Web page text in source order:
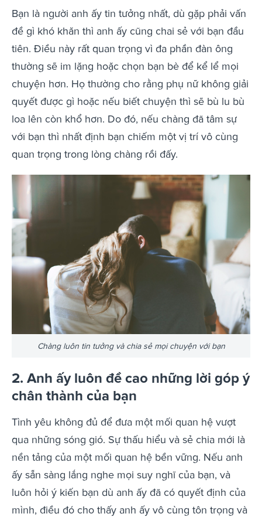
Bạn là người anh ấy tin tưởng nhất, dù gặp phải vấn
đề gì khó khăn thì anh ấy cũng chai sẻ với bạn đầu
tiên. Điều này rất quan trọng vì đa phần đàn ông
thường sẽ im lặng hoặc chọn bạn bè để kể lể mọi
chuyện hơn. Họ thường cho rằng phụ nữ không giải
quyết được gì hoặc nếu biết chuyện thì sẽ bù lu bù
loa lên còn khổ hơn. Do đó, nếu chàng đã tâm sự
với bạn thì nhất định bạn chiếm một vị trí vô cùng
quan trọng trong lòng chàng rồi đấy.
Chàng luôn tin tưởng và chia sẻ mọi chuyện với bạn
2. Anh ấy luôn đề cao những lời góp ý
chân thành của bạn
Tình yêu không đủ để đưa một mối quan hệ vượt
qua những sóng gió. Sự thấu hiểu và sẻ chia mới là
nền tảng của một mối quan hệ bền vững. Nếu anh
ấy sẵn sàng lắng nghe mọi suy nghĩ của bạn, và
luôn hỏi ý kiến bạn dù anh ấy đã có quyết định của
mình, điều đó cho thấy anh ấy vô cùng tôn trọng và